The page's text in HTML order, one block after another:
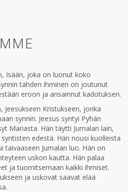
Isään, joka on luonut koko
tähden ihminen on joutunut
eroon ja ansainnut kadotuksen.
Jeesukseen Kristukseen, jonka
synnin. Jeesus syntyi Pyhän
Mariasta. Hän täytti Jumalan lain,
edestä. Hän nousi kuolleista
Jumalan luo. Hän on
uskon kautta. Hän palaa
ja tuomitsemaan kaikki ihmiset.
ja uskovat saavat elää